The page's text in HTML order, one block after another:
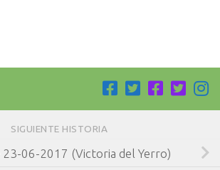
SIGUIENTE HISTORIA
23-06-2017 (Victoria del Yerro)